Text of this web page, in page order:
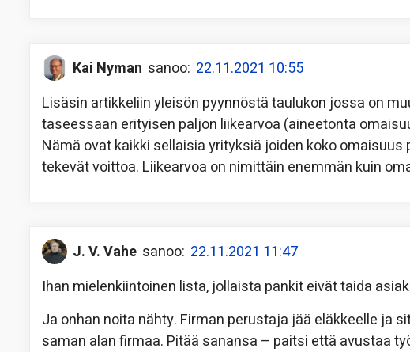
Kai Nyman sanoo: 22.11.2021 10:55
Lisäsin artikkeliin yleisön pyynnöstä taulukon jossa on
taseessaan erityisen paljon liikearvoa (aineetonta
Nämä ovat kaikki sellaisia yrityksiä joiden koko
tekevät voittoa. Liikearvoa on nimittäin enemmän kuin
J. V. Vahe sanoo: 22.11.2021 11:47
Ihan mielenkiintoinen lista, jollaista pankit eivät taida
Ja onhan noita nähty. Firman perustaja jää eläkkeelle ja
saman alan firmaa. Pitää sanansa – paitsi että avustaa